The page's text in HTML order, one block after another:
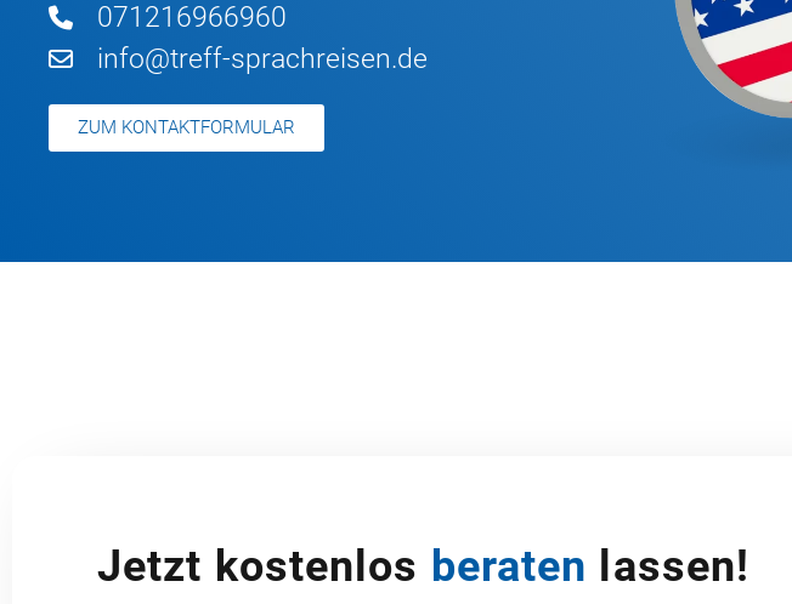
071216966960
info@treff-sprachreisen.de
ZUM KONTAKTFORMULAR
Jetzt kostenlos beraten lassen!